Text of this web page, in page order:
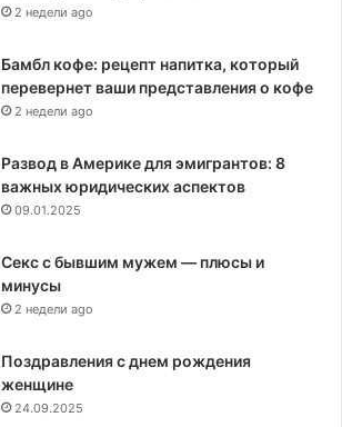
2 недели ago
Бамбл кофе: рецепт напитка, который
перевернет ваши представления о кофе
2 недели ago
Развод в Америке для эмигрантов: 8
важных юридических аспектов
09.01.2025
Секс с бывшим мужем — плюсы и
минусы
2 недели ago
Поздравления с днем рождения
женщине
24.09.2025